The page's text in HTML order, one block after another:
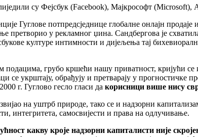
су Фејсбук (Facebook), Мајкрософт
Гуглове потпредсједнице глобалне онлајн
претворио у рекламног џина. Сандбергова је
културе интимности и дијељења тај
грубо кршећи нашу приватност, кријући се
укрштају, обрађују и претварају у прогностичке
г. Гуглово гесло гласи да корисници више нису
на уштрб природе, тако се и надзорни
интегритета, самосвијести и права на одлучивање.
какву кроје надзорни капиталисти није